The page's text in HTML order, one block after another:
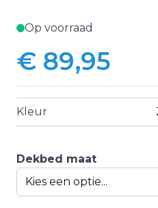
Op voorraad
Vanaf:
€ 89,95
Kleur
Dekbed maat